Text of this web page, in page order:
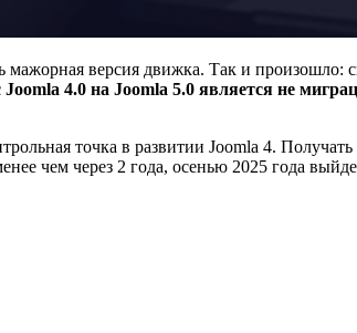
мажорная версия движка. Так и произошло:
Joomla 4.0 на Joomla 5.0 является не
точка в развитии Joomla 4.
чем через 2 года, осенью 2025 года